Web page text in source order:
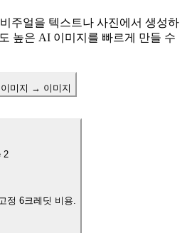
주얼을 텍스트나 사진에서 생성하
높은 AI 이미지를 빠르게 만들 수
이미지 → 이미지
2
정 6크레딧 비용.